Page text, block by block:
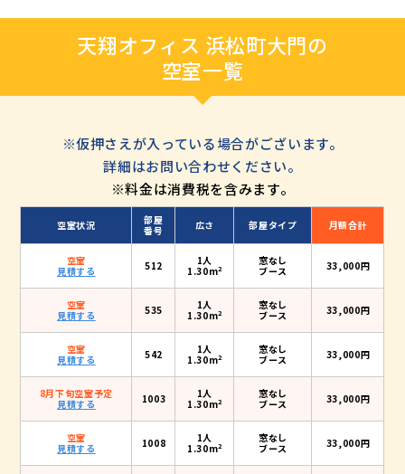
天翔オフィス 浜松町大門の
空室一覧
※仮押さえが入っている場合がございます。
詳細はお問い合わせください。
※料金は消費税を含みます。
空室状況
部屋
番号
広さ 部屋タイプ 月額合計
空室
見積する
512
1人
1.30m2
窓なし
ブース
33,000円
空室
見積する
535
1人
1.30m2
窓なし
ブース
33,000円
空室
見積する
542
1人
1.30m2
窓なし
ブース
33,000円
8月下旬空室予定
見積する
1003
1人
1.30m2
窓なし
ブース
33,000円
空室
見積する
1008
1人
1.30m2
窓なし
ブース
33,000円